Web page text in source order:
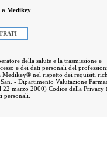
a Medikey
della salute e la trasmissione e
e dei dati personali del
Medikey® nel rispetto dei requisiti
- Dipartimento Valutazione
marzo 2000) Codice della Privacy
personali.